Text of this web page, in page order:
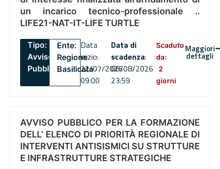
un incarico tecnico-professionale ..
LIFE21-NAT-IT-LIFE TURTLE
Tipo:
Avviso
Pubblico
Ente:
Regione
Basilicata
Data
inizio:
22/07/2026
09:00
Data di
scadenza:
06/08/2026
23:59
Scaduto
da:
2
giorni
Maggiori
dettagli
AVVISO PUBBLICO PER LA FORMAZIONE
DELL’ ELENCO DI PRIORITÀ REGIONALE DI
INTERVENTI ANTISISMICI SU STRUTTURE
E INFRASTRUTTURE STRATEGICHE